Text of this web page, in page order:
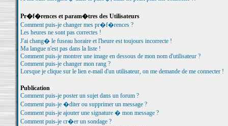
Pr�f�rences et param�tres des Utilisateurs
Comment puis-je changer mes pr�f�rences ?
Les heures ne sont pas correctes !
J'ai chang� le fuseau horaire et l'heure est toujours incorrecte !
Ma langue n'est pas dans la liste !
Comment puis-je montrer une image en dessous de mon nom d'utilisateur ?
Comment puis-je changer mon rang ?
Lorsque je clique sur le lien e-mail d'un utilisateur, on me demande de me connecter !
Publication
Comment puis-je poster un sujet dans un forum ?
Comment puis-je �diter ou supprimer un message ?
Comment puis-je ajouter une signature � mon message ?
Comment puis-je cr�er un sondage ?